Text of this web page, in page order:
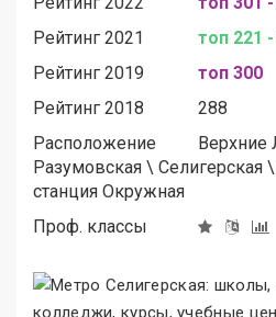
Рейтинг 2021
топ 221
Рейтинг 2019
топ 300
Рейтинг 2018
288
Расположение
Верхние
Разумовская \ Селигерская \
станция Окружная
Проф. классы